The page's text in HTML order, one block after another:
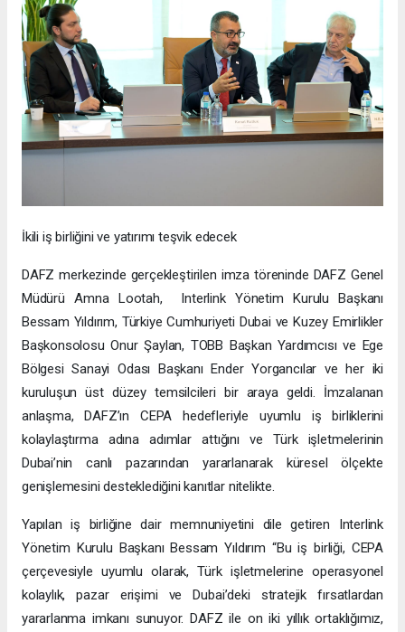
İkili iş birliğini ve yatırımı teşvik edecek
DAFZ merkezinde gerçekleştirilen imza töreninde DAFZ Genel
Müdürü Amna Lootah, Interlink Yönetim Kurulu Başkanı
Bessam Yıldırım, Türkiye Cumhuriyeti Dubai ve Kuzey Emirlikler
Başkonsolosu Onur Şaylan, TOBB Başkan Yardımcısı ve Ege
Bölgesi Sanayi Odası Başkanı Ender Yorgancılar ve her iki
kuruluşun üst düzey temsilcileri bir araya geldi. İmzalanan
anlaşma, DAFZ’ın CEPA hedefleriyle uyumlu iş birliklerini
kolaylaştırma adına adımlar attığını ve Türk işletmelerinin
Dubai’nin canlı pazarından yararlanarak küresel ölçekte
genişlemesini desteklediğini kanıtlar nitelikte.
Yapılan iş birliğine dair memnuniyetini dile getiren Interlink
Yönetim Kurulu Başkanı Bessam Yıldırım “Bu iş birliği, CEPA
çerçevesiyle uyumlu olarak, Türk işletmelerine operasyonel
kolaylık, pazar erişimi ve Dubai’deki stratejik fırsatlardan
yararlanma imkanı sunuyor. DAFZ ile on iki yıllık ortaklığımız,